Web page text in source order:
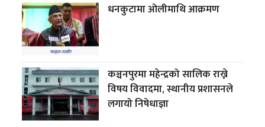
धनकुटामा ओलीमाथि आक्रमण
कञ्चनपुरमा महेन्द्रको सालिक राख्ने
विषय विवादमा, स्थानीय प्रशासनले
लगायो निषेधाज्ञा